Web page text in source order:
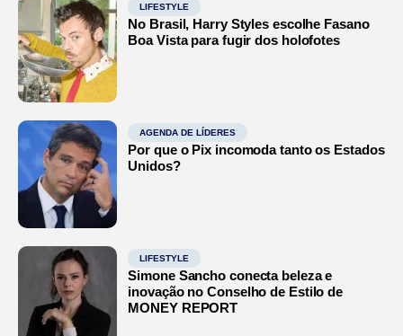
LIFESTYLE
No Brasil, Harry Styles escolhe Fasano
Boa Vista para fugir dos holofotes
AGENDA DE LÍDERES
Por que o Pix incomoda tanto os Estados
Unidos?
LIFESTYLE
Simone Sancho conecta beleza e
inovação no Conselho de Estilo de
MONEY REPORT